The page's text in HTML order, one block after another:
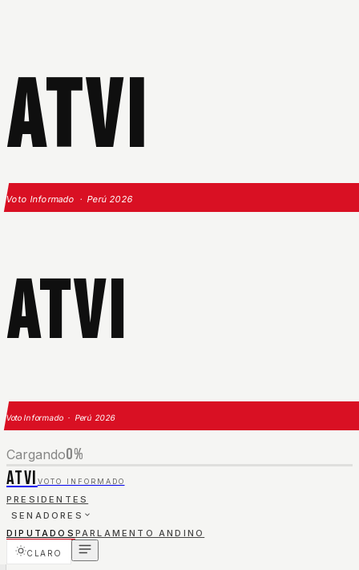
ATVI
Voto Informado · Perú 2026
ATVI
Voto Informado · Perú 2026
Cargando0%
ATVI VOTO INFORMADO
PRESIDENTES
SENADORES
DIPUTADOS PARLAMENTO ANDINO
CLARO